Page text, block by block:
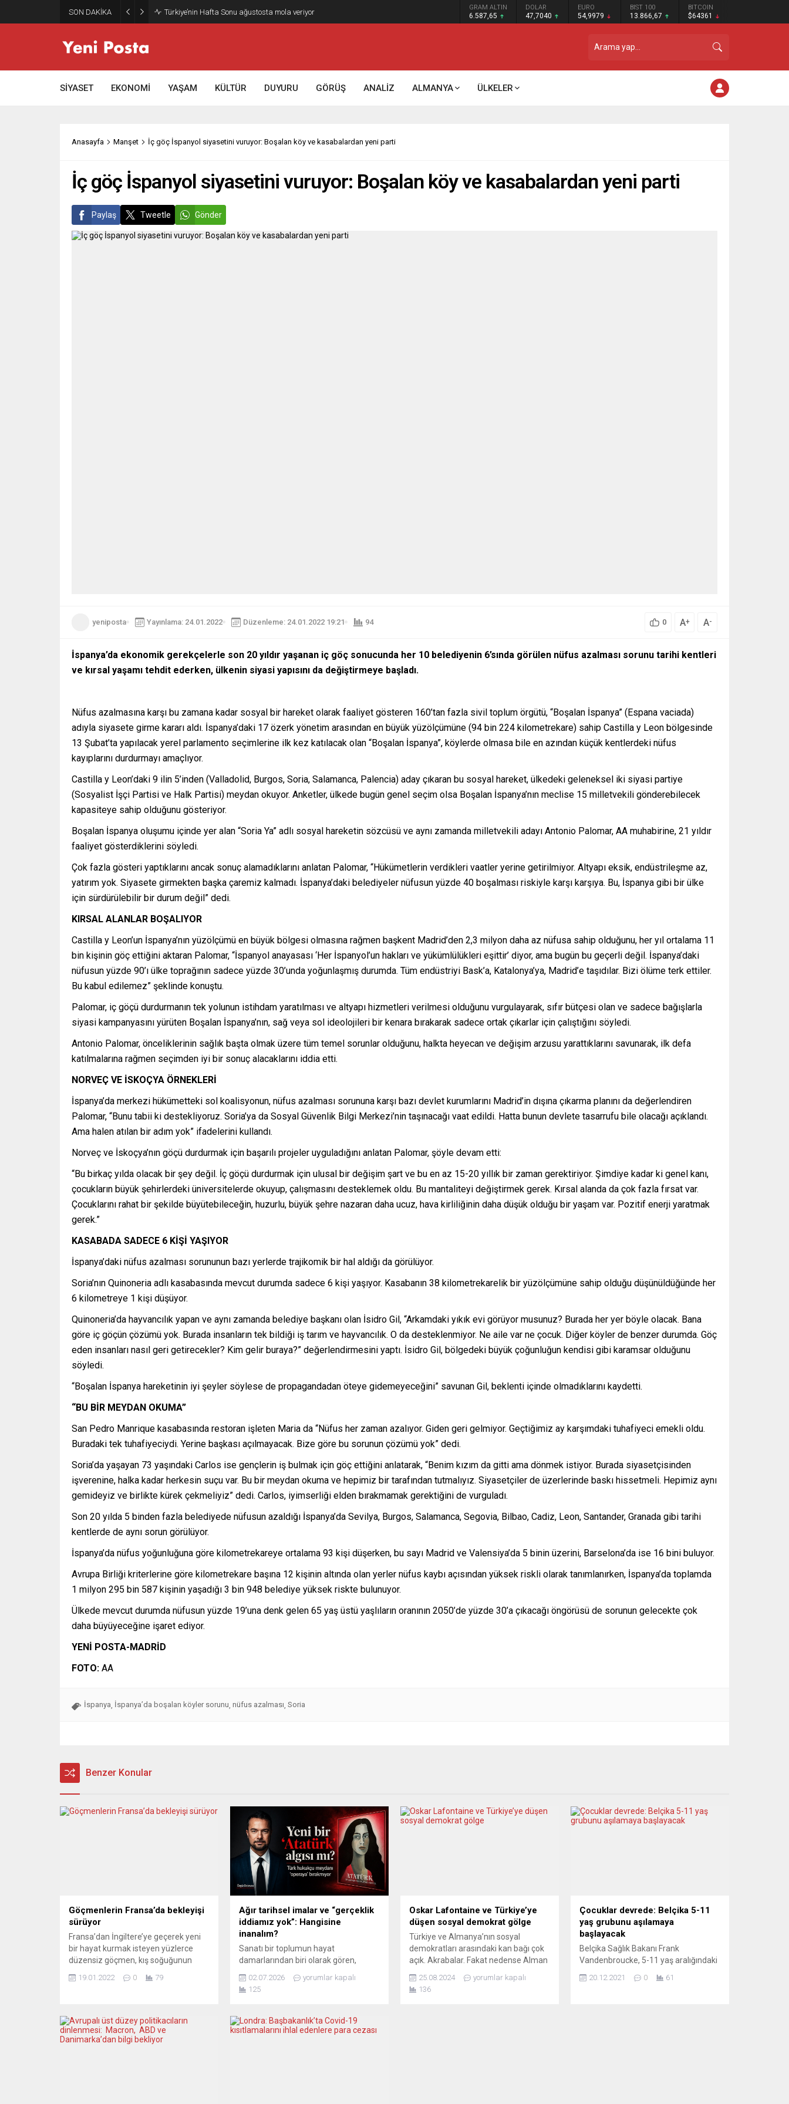
SON DAKİKA Gazze’nin geleceği: Teknokratik kontrol mü, kolonializm mi? GRAM ALTIN
6.587,65
DOLAR
47,7040
EURO
54,9979
BIST 100
13.866,67
BITCOIN
$64361
SİYASET EKONOMİ YAŞAM KÜLTÜR DUYURU GÖRÜŞ ANALİZ ALMANYA ÜLKELER
Anasayfa Manşet İç göç İspanyol siyasetini vuruyor: Boşalan köy ve kasabalardan yeni parti
İç göç İspanyol siyasetini vuruyor: Boşalan köy ve kasabalardan yeni parti
Paylaş Tweetle Gönder
yeniposta Yayınlama: 24.01.2022 Düzenleme: 24.01.2022 19:21 94 0 A+ A-
İspanya’da ekonomik gerekçelerle son 20 yıldır yaşanan iç göç sonucunda her 10 belediyenin 6’sında görülen nüfus azalması sorunu tarihi kentleri
ve kırsal yaşamı tehdit ederken, ülkenin siyasi yapısını da değiştirmeye başladı.
Nüfus azalmasına karşı bu zamana kadar sosyal bir hareket olarak faaliyet gösteren 160’tan fazla sivil toplum örgütü, “Boşalan İspanya” (Espana vaciada)
adıyla siyasete girme kararı aldı. İspanya’daki 17 özerk yönetim arasından en büyük yüzölçümüne (94 bin 224 kilometrekare) sahip Castilla y Leon bölgesinde
13 Şubat’ta yapılacak yerel parlamento seçimlerine ilk kez katılacak olan “Boşalan İspanya”, köylerde olmasa bile en azından küçük kentlerdeki nüfus
kayıplarını durdurmayı amaçlıyor.
Castilla y Leon’daki 9 ilin 5’inden (Valladolid, Burgos, Soria, Salamanca, Palencia) aday çıkaran bu sosyal hareket, ülkedeki geleneksel iki siyasi partiye
(Sosyalist İşçi Partisi ve Halk Partisi) meydan okuyor. Anketler, ülkede bugün genel seçim olsa Boşalan İspanya’nın meclise 15 milletvekili gönderebilecek
kapasiteye sahip olduğunu gösteriyor.
Boşalan İspanya oluşumu içinde yer alan “Soria Ya” adlı sosyal hareketin sözcüsü ve aynı zamanda milletvekili adayı Antonio Palomar, AA muhabirine, 21 yıldır
faaliyet gösterdiklerini söyledi.
Çok fazla gösteri yaptıklarını ancak sonuç alamadıklarını anlatan Palomar, “Hükümetlerin verdikleri vaatler yerine getirilmiyor. Altyapı eksik, endüstrileşme az,
yatırım yok. Siyasete girmekten başka çaremiz kalmadı. İspanya’daki belediyeler nüfusun yüzde 40 boşalması riskiyle karşı karşıya. Bu, İspanya gibi bir ülke
için sürdürülebilir bir durum değil” dedi.
KIRSAL ALANLAR BOŞALIYOR
Castilla y Leon’un İspanya’nın yüzölçümü en büyük bölgesi olmasına rağmen başkent Madrid’den 2,3 milyon daha az nüfusa sahip olduğunu, her yıl ortalama 11
bin kişinin göç ettiğini aktaran Palomar, “İspanyol anayasası ‘Her İspanyol’un hakları ve yükümlülükleri eşittir’ diyor, ama bugün bu geçerli değil. İspanya’daki
nüfusun yüzde 90’ı ülke toprağının sadece yüzde 30’unda yoğunlaşmış durumda. Tüm endüstriyi Bask’a, Katalonya’ya, Madrid’e taşıdılar. Bizi ölüme terk ettiler.
Bu kabul edilemez” şeklinde konuştu.
Palomar, iç göçü durdurmanın tek yolunun istihdam yaratılması ve altyapı hizmetleri verilmesi olduğunu vurgulayarak, sıfır bütçesi olan ve sadece bağışlarla
siyasi kampanyasını yürüten Boşalan İspanya’nın, sağ veya sol ideolojileri bir kenara bırakarak sadece ortak çıkarlar için çalıştığını söyledi.
Antonio Palomar, önceliklerinin sağlık başta olmak üzere tüm temel sorunlar olduğunu, halkta heyecan ve değişim arzusu yarattıklarını savunarak, ilk defa
katılmalarına rağmen seçimden iyi bir sonuç alacaklarını iddia etti.
NORVEÇ VE İSKOÇYA ÖRNEKLERİ
İspanya’da merkezi hükümetteki sol koalisyonun, nüfus azalması sorununa karşı bazı devlet kurumlarını Madrid’in dışına çıkarma planını da değerlendiren
Palomar, “Bunu tabii ki destekliyoruz. Soria’ya da Sosyal Güvenlik Bilgi Merkezi’nin taşınacağı vaat edildi. Hatta bunun devlete tasarrufu bile olacağı açıklandı.
Ama halen atılan bir adım yok” ifadelerini kullandı.
Norveç ve İskoçya’nın göçü durdurmak için başarılı projeler uyguladığını anlatan Palomar, şöyle devam etti:
“Bu birkaç yılda olacak bir şey değil. İç göçü durdurmak için ulusal bir değişim şart ve bu en az 15-20 yıllık bir zaman gerektiriyor. Şimdiye kadar ki genel kanı,
çocukların büyük şehirlerdeki üniversitelerde okuyup, çalışmasını desteklemek oldu. Bu mantaliteyi değiştirmek gerek. Kırsal alanda da çok fazla fırsat var.
Çocuklarını rahat bir şekilde büyütebileceğin, huzurlu, büyük şehre nazaran daha ucuz, hava kirliliğinin daha düşük olduğu bir yaşam var. Pozitif enerji yaratmak
gerek.”
KASABADA SADECE 6 KİŞİ YAŞIYOR
İspanya’daki nüfus azalması sorununun bazı yerlerde trajikomik bir hal aldığı da görülüyor.
Soria’nın Quinoneria adlı kasabasında mevcut durumda sadece 6 kişi yaşıyor. Kasabanın 38 kilometrekarelik bir yüzölçümüne sahip olduğu düşünüldüğünde her
6 kilometreye 1 kişi düşüyor.
Quinoneria’da hayvancılık yapan ve aynı zamanda belediye başkanı olan İsidro Gil, “Arkamdaki yıkık evi görüyor musunuz? Burada her yer böyle olacak. Bana
göre iç göçün çözümü yok. Burada insanların tek bildiği iş tarım ve hayvancılık. O da desteklenmiyor. Ne aile var ne çocuk. Diğer köyler de benzer durumda. Göç
eden insanları nasıl geri getirecekler? Kim gelir buraya?” değerlendirmesini yaptı. İsidro Gil, bölgedeki büyük çoğunluğun kendisi gibi karamsar olduğunu
söyledi.
“Boşalan İspanya hareketinin iyi şeyler söylese de propagandadan öteye gidemeyeceğini” savunan Gil, beklenti içinde olmadıklarını kaydetti.
“BU BİR MEYDAN OKUMA”
San Pedro Manrique kasabasında restoran işleten Maria da “Nüfus her zaman azalıyor. Giden geri gelmiyor. Geçtiğimiz ay karşımdaki tuhafiyeci emekli oldu.
Buradaki tek tuhafiyeciydi. Yerine başkası açılmayacak. Bize göre bu sorunun çözümü yok” dedi.
Soria’da yaşayan 73 yaşındaki Carlos ise gençlerin iş bulmak için göç ettiğini anlatarak, “Benim kızım da gitti ama dönmek istiyor. Burada siyasetçisinden
işverenine, halka kadar herkesin suçu var. Bu bir meydan okuma ve hepimiz bir tarafından tutmalıyız. Siyasetçiler de üzerlerinde baskı hissetmeli. Hepimiz aynı
gemideyiz ve birlikte kürek çekmeliyiz” dedi. Carlos, iyimserliği elden bırakmamak gerektiğini de vurguladı.
Son 20 yılda 5 binden fazla belediyede nüfusun azaldığı İspanya’da Sevilya, Burgos, Salamanca, Segovia, Bilbao, Cadiz, Leon, Santander, Granada gibi tarihi
kentlerde de aynı sorun görülüyor.
İspanya’da nüfus yoğunluğuna göre kilometrekareye ortalama 93 kişi düşerken, bu sayı Madrid ve Valensiya’da 5 binin üzerini, Barselona’da ise 16 bini buluyor.
Avrupa Birliği kriterlerine göre kilometrekare başına 12 kişinin altında olan yerler nüfus kaybı açısından yüksek riskli olarak tanımlanırken, İspanya’da toplamda
1 milyon 295 bin 587 kişinin yaşadığı 3 bin 948 belediye yüksek riskte bulunuyor.
Ülkede mevcut durumda nüfusun yüzde 19’una denk gelen 65 yaş üstü yaşlıların oranının 2050’de yüzde 30’a çıkacağı öngörüsü de sorunun gelecekte çok
daha büyüyeceğine işaret ediyor.
YENİ POSTA-MADRİD
FOTO: AA
İspanya İspanya’da boşalan köyler sorunu nüfus azalması Soria
Benzer Konular
Göçmenlerin Fransa’da bekleyişi
sürüyor
Fransa’dan İngiltere’ye geçerek yeni
bir hayat kurmak isteyen yüzlerce
düzensiz göçmen, kış soğuğunun
Fransa tarafında bekliyor. Manş
Fransa’nın kıyı kenti Calais’de
toplanıyor. Çoğunluğu Afrika
ülkelerinden gelen düzen göçmenlerin
19.01.2022 0 79
Ağır tarihsel imalar ve “gerçeklik
iddiamız yok”: Hangisine
inanalım?
Sanatı bir toplumun hayat
damarlarından biri olarak gören,
aydınlanma ve kültür devrimi olarak
kuran Mustafa Kemal Atatürk, bugün
sürecindeki bir yapımı üzerinden çok
ağır tarihsel çağrışımların içine
02.07.2026
yorumlar kapalı
125
Oskar Lafontaine ve Türkiye’ye
düşen sosyal demokrat gölge
Türkiye ve Almanya’nın sosyal
demokratları arasındaki kan bağı çok
açık. Akrabalar. Fakat nedense Alman
hatta heterodoks arayışların gölgesi
veya ışığını, akrabası olan Türkiye
25.08.2024
yorumlar kapalı
136
Çocuklar devrede: Belçika 5-11
yaş grubunu aşılamaya
başlayacak
Belçika Sağlık Bakanı Frank
Vandenbroucke, 5-11 yaş aralığındaki
karşı aşılama sürecinin başlayacağını
20.12.2021 0 61